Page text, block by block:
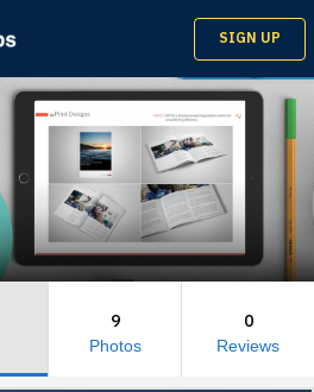
SIGN UP
9
Photos
0
Reviews